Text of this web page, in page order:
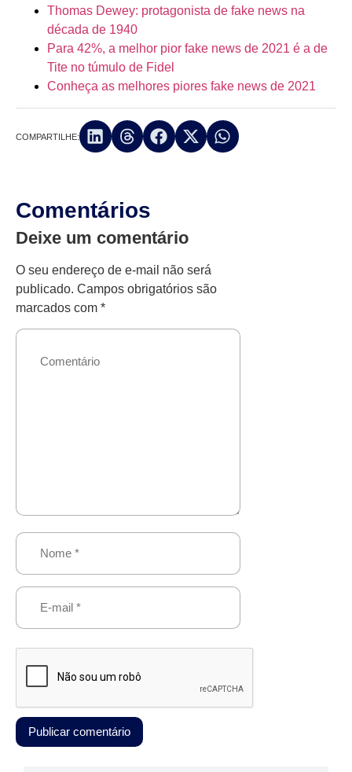
Thomas Dewey: protagonista de fake news na
década de 1940
Para 42%, a melhor pior fake news de 2021 é a de
Tite no túmulo de Fidel
Conheça as melhores piores fake news de 2021
COMPARTILHE:
Comentários
Deixe um comentário
O seu endereço de e-mail não será
publicado. Campos obrigatórios são
marcados com *